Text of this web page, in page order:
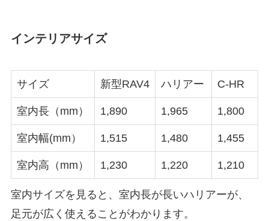
インテリアサイズ
サイズ 新型RAV4 ハリアー C-HR
室内長（mm） 1,890 1,965 1,800
室内幅(mm） 1,515 1,480 1,455
室内高（mm） 1,230 1,220 1,210
室内サイズを見ると、室内長が長いハリアーが、
足元が広く使えることがわかります。